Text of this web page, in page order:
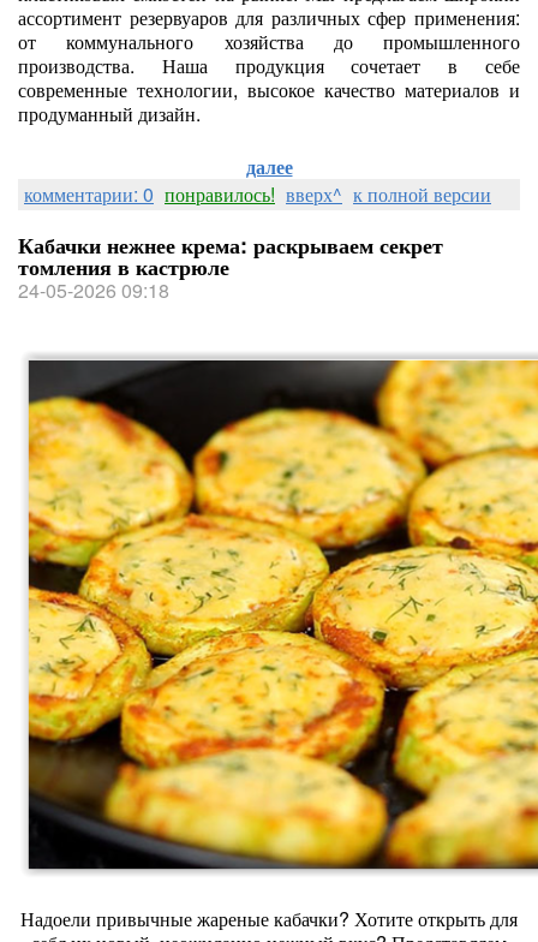
ассортимент резервуаров для различных сфер применения:
от коммунального хозяйства до промышленного
производства. Наша продукция сочетает в себе
современные технологии, высокое качество материалов и
продуманный дизайн.
далее
комментарии: 0 понравилось! вверх^ к полной версии
Кабачки нежнее крема: раскрываем секрет
томления в кастрюле
24-05-2026 09:18
Надоели привычные жареные кабачки? Хотите открыть для